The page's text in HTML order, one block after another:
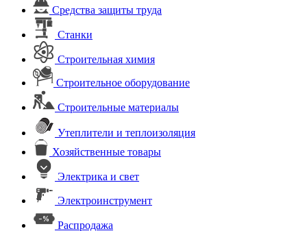
Средства защиты труда
Станки
Строительная химия
Строительное оборудование
Строительные материалы
Утеплители и теплоизоляция
Хозяйственные товары
Электрика и свет
Электроинструмент
Распродажа